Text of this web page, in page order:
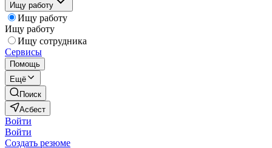
Ищу работу
Ищу работу
Ищу работу
Ищу сотрудника
Сервисы
Помощь
Ещё
Поиск
Асбест
Войти
Войти
Создать резюме